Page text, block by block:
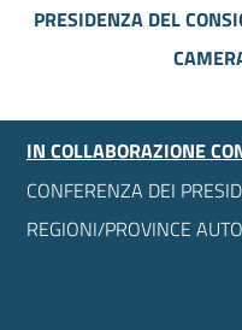
PRESIDENZA DEL
IN COLLABORAZIONE
CONFERENZA DEI
REGIONI/PROVINCE